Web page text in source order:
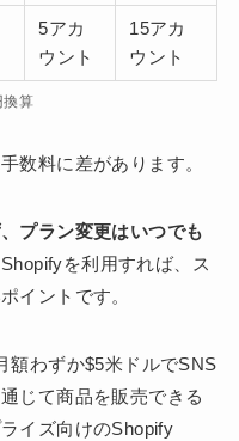
5アカ
ウント
15アカ
ウント
換算
数料に差があります。
プラン変更はいつでも
を利用すれば、ス
イントです。
額わずか$5米ドルでSNS
じて商品を販売できる
イズ向けのShopify